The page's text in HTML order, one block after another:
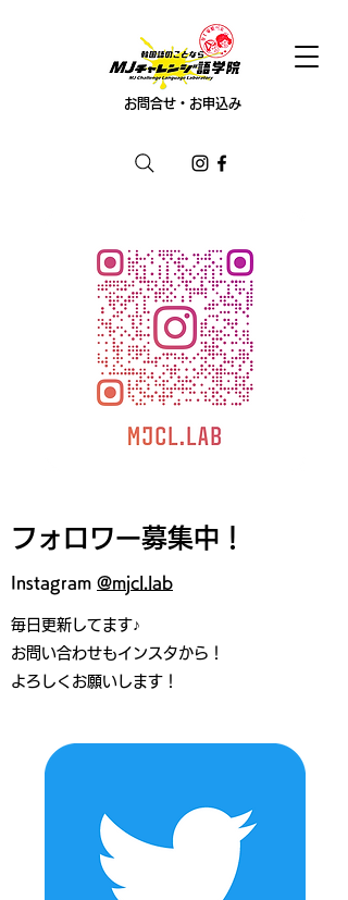
お問合せ・お申込み
フォロワー募集中！
Instagram​ @mjcl.lab
毎日更新してます♪
お問い合わせもインスタから！
よろしくお願いします！